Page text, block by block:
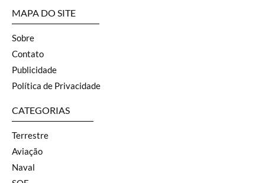
MAPA DO SITE
Sobre
Contato
Publicidade
Política de Privacidade
CATEGORIAS
Terrestre
Aviação
Naval